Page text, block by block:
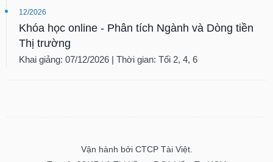
12/2026
Khóa học online - Phân tích Ngành và Dòng tiền
Thị trường
Khai giảng: 07/12/2026 | Thời gian: Tối 2, 4, 6
Vận hành bởi CTCP Tài Việt.